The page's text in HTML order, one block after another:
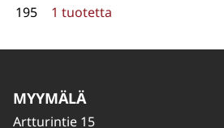
195
1 tuotetta
MYYMÄLÄ
Artturintie 15